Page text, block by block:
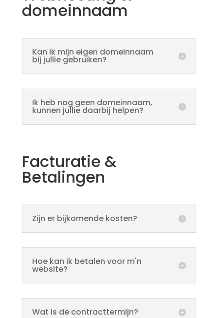
domeinnaam
Kan ik mijn eigen domeinnaam
bij jullie gebruiken?
Ik heb nog geen domeinnaam,
kunnen jullie daarbij helpen?
Facturatie &
Betalingen
Zijn er bijkomende kosten?
Hoe kan ik betalen voor m'n
website?
Wat is de contracttermijn?